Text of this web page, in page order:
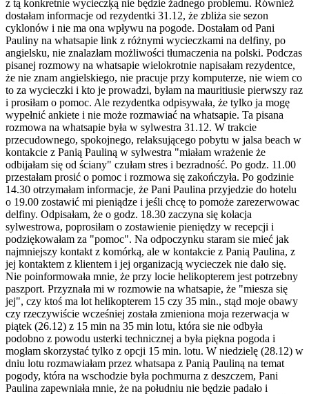
z tą konkretnie wycieczķą nie będzie żadnego problemu. Również
dostałam informacje od rezydentki 31.12, że zbliża sie sezon
cyklonów i nie ma ona wpływu na pogode. Dostałam od Pani
Pauliny na whatsapie link z różnymi wycieczkami na delfiny, po
angielsku, nie znalazłam możliwości tłumaczenia na polski. Podczas
pisanej rozmowy na whatsapie wielokrotnie napisałam rezydentce,
że nie znam angielskiego, nie pracuje przy komputerze, nie wiem co
to za wycieczki i kto je prowadzi, byłam na mauritiusie pierwszy raz
i prosiłam o pomoc. Ale rezydentka odpisywała, że tylko ja mogę
wypełnić ankiete i nie może rozmawiać na whatsapie. Ta pisana
rozmowa na whatsapie była w sylwestra 31.12. W trakcie
przecudownego, spokojnego, relaksującego pobytu w jalsa beach w
kontakcie z Panią Pauliną w sylwestra "miałam wrażenie że
odbijałam się od ściany" czułam stres i bezradność. Po godz. 11.00
przestałam prosić o pomoc i rozmowa się zakończyła. Po godzinie
14.30 otrzymałam informacje, że Pani Paulina przyjedzie do hotelu
o 19.00 zostawić mi pieniądze i jeśli chcę to pomoże zarezerwowac
delfiny. Odpisałam, że o godz. 18.30 zaczyna się kolacja
sylwestrowa, poprosiłam o zostawienie pieniędzy w recepcji i
podziękowałam za "pomoc". Na odpoczynku staram sie mieć jak
najmniejszy kontakt z komórką, ale w kontakcie z Panią Paulina, z
jej kontaktem z klientem i jej organizacją wycieczek nie dało się.
Nie poinformowała mnie, że przy locie helikopterem jest potrzebny
paszport. Przyznała mi w rozmowie na whatsapie, że "miesza się
jej", czy ktoś ma lot helikopterem 15 czy 35 min., stąd moje obawy
czy rzeczywiście wcześniej została zmieniona moja rezerwacja w
piątek (26.12) z 15 min na 35 min lotu, która sie nie odbyła
podobno z powodu usterki technicznej a była piękna pogoda i
mogłam skorzystać tylko z opcji 15 min. lotu. W niedzielę (28.12) w
dniu lotu rozmawiałam przez whatsapa z Panią Pauliną na temat
pogody, która na wschodzie była pochmurna z deszczem, Pani
Paulina zapewniała mnie, że na południu nie będzie padało i